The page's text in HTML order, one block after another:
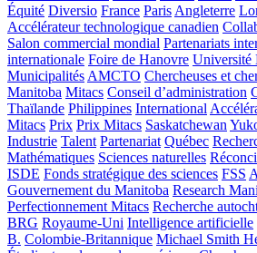
Équité Diversio France Paris Angleterre
Accélérateur technologique canadien
Salon commercial mondial Partenariats
internationale Foire de Hanovre Université
Municipalités AMCTO Chercheuses et
Manitoba Mitacs Conseil d’administration
Thaïlande Philippines International
Mitacs Prix Prix Mitacs Saskatchewan
Industrie Talent Partenariat Québec
Mathématiques Sciences naturelles
ISDE Fonds stratégique des sciences FSS
Gouvernement du Manitoba Research
Perfectionnement Mitacs Recherche
BRG Royaume-Uni Intelligence artificielle
B. Colombie-Britannique Michael Smith